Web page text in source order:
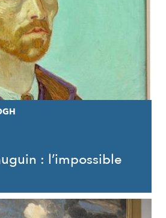
: l’impossible